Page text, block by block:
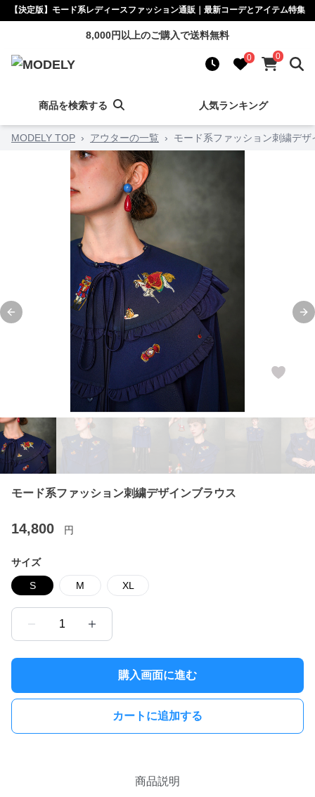
【決定版】モード系レディースファッション通販｜最新コーデとアイテム特集
8,000円以上のご購入で送料無料
0 0
商品を検索する 人気ランキング
MODELY TOP › アウターの一覧 › モード系ファッション刺繍デザ
Previous slide
モード系ファッション刺繍デザインブラウス
14,800 円
サイズ
S M XL
1
購入画面に進む
カートに追加する
商品説明